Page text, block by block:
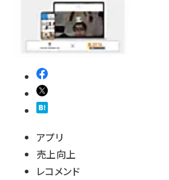
アプリ
売上向上
レコメンド